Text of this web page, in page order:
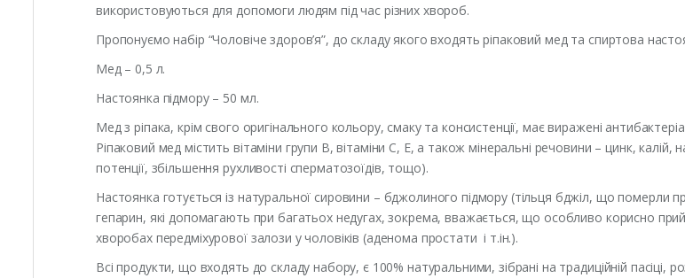
використовуються для допомоги людям під час різних хвороб.
Пропонуємо набір “Чоловіче здоров’я”, до складу якого входять ріпаковий мед та спиртова
Мед – 0,5 л.
Настоянка підмору – 50 мл.
Мед з ріпака, крім свого оригінального кольору, смаку та консистенції, має виражені
Ріпаковий мед містить вітаміни групи В, вітаміни С, Е, а також мінеральні речовини – цинк,
потенції, збільшення рухливості сперматозоїдів, тощо).
Настоянка готується із натуральної сировини – бджолиного підмору (тільця бджіл, що померли
гепарин, які допомагають при багатьох недугах, зокрема, вважається, що особливо корисно
хворобах передміхурової залози у чоловіків (аденома простати і т.ін.).
Всі продукти, що входять до складу набору, є 100% натуральними, зібрані на традиційній пасіці,